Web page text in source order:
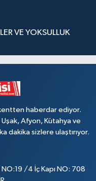
VE YOKSULLUK
haberdar ediyor.
Uşak, Afyon, Kütahya ve
dakika sizlere ulaştırıyor.
NO:19 /4 İç Kapı NO: 708